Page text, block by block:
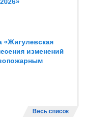
«Жигулевская
изменений
Весь список